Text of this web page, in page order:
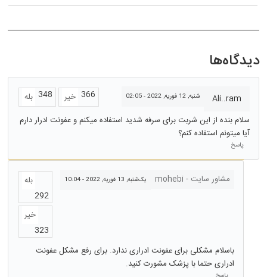
دیدگاه‌ها
Ali..ram شنبه, 12 فوریه, 2022 - 02:05 بله 348 خیر 366
سلام بنده از این شربت برای سرفه شدید استفاده میکنم و عفونت ادرار دارم
آیا میتونم استفاده کنم؟
پاسخ
مشاور سایت - mohebi یک‌شنبه, 13 فوریه, 2022 - 10:04
بله
292
خیر
323
باسلام مشکلی برای عفونت ادراری ندارد. برای رفع مشکل عفونت
ادراری حتما با پزشک مشورت کنید.